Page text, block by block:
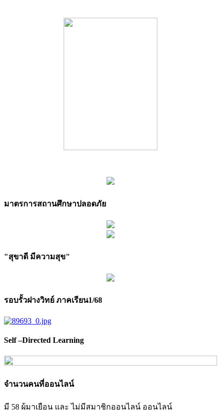
มาตรการสถานศึกษาปลอดภัย
"สุขาดี มีความสุข"
รอบรั้วฝางวิทย์ ภาคเรียน1/68
Self –Directed Learning
จำนวนคนที่ออนไลน์
มี 58 ผู้มาเยือน และ ไม่มีสมาชิกออนไลน์ ออนไลน์